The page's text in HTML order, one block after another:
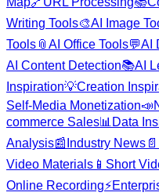
Writing Tools🎨AI Image
Tools 📎 AI Office Tools💬AI
AI Content Detection📚AI
Inspiration💡Creation
Self-Media Monetization📣
commerce Sales📊 Data
Analysis📰 Industry News 📄
Video Materials 📱 Short
Online Recording⚡